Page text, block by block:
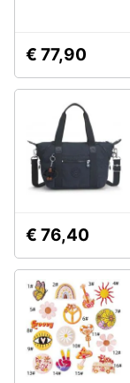
€ 77,90
€ 76,40